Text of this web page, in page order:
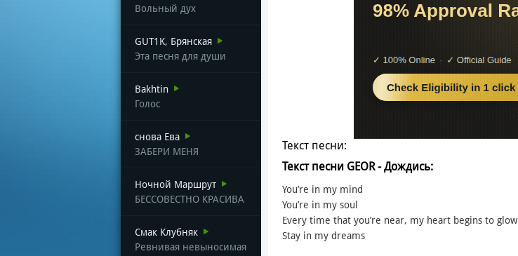
Вольный дух
GUT1K, Брянская
Эта песня для души
Bakhtin
Голос
снова Ева
ЗАБЕРИ МЕНЯ
Ночной Маршрут
БЕССОВЕСТНО КРАСИВА
Смак Клубняк
Ревнивая невыносимая
Текст песни:
Текст песни GEOR - Дождись:
You’re in my mind
You’re in my soul
Every time that you’re near, my heart begins to glow
Stay in my dreams